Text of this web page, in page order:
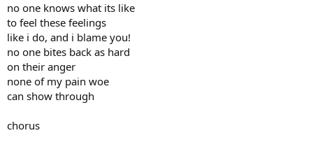
no one knows what its like
to feel these feelings
like i do, and i blame you!
no one bites back as hard
on their anger
none of my pain woe
can show through
chorus